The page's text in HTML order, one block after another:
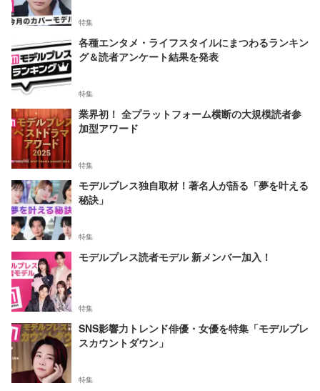
特集
各種エンタメ・ライフスタイルにまつわるランキン
グ＆読者アンケート結果を発表
特集
業界初！ 全プラットフォーム横断の大規模読者参
加型アワード
特集
モデルプレス独自取材！著名人が語る「夢を叶える
秘訣」
特集
モデルプレス読者モデル 新メンバー加入！
特集
SNS影響力トレンド俳優・女優を特集「モデルプレ
スカウントダウン」
特集